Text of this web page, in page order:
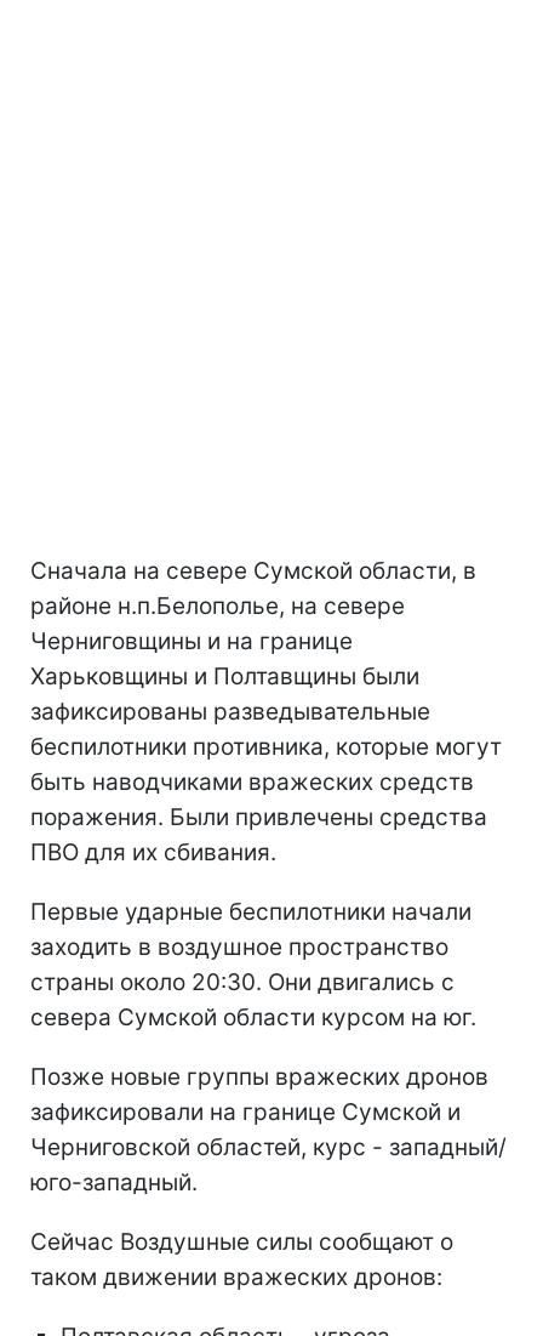
Сначала на севере Сумской области, в
районе н.п.Белополье, на севере
Черниговщины и на границе
Харьковщины и Полтавщины были
зафиксированы разведывательные
беспилотники противника, которые могут
быть наводчиками вражеских средств
поражения. Были привлечены средства
ПВО для их сбивания.
Первые ударные беспилотники начали
заходить в воздушное пространство
страны около 20:30. Они двигались с
севера Сумской области курсом на юг.
Позже новые группы вражеских дронов
зафиксировали на границе Сумской и
Черниговской областей, курс - западный/
юго-западный.
Сейчас Воздушные силы сообщают о
таком движении вражеских дронов: